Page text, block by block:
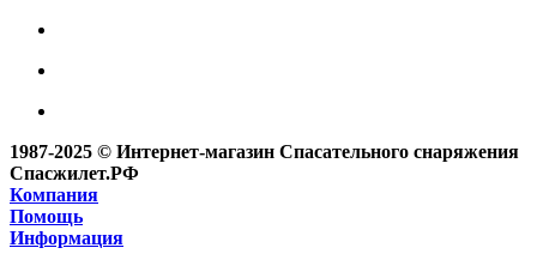
1987-2025 © Интернет-магазин Спасательного снаряжения
Спасжилет.РФ
Компания
Помощь
Информация